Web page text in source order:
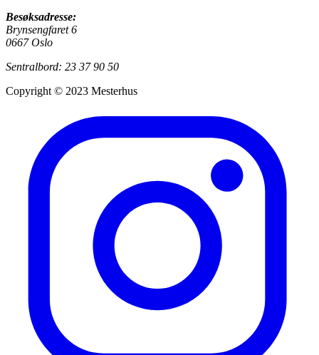
Besøksadresse:
Brynsengfaret 6
0667 Oslo
Sentralbord: 23 37 90 50
Copyright © 2023 Mesterhus